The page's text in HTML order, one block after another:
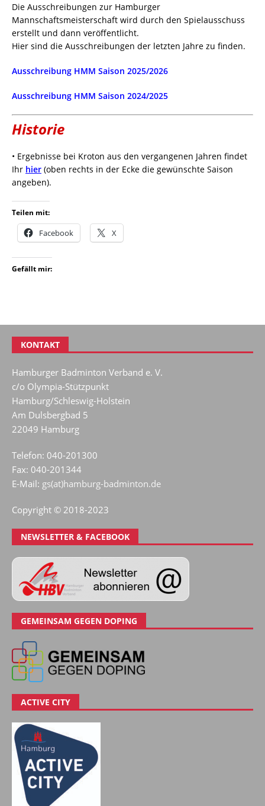
Die Ausschreibungen zur Hamburger
Mannschaftsmeisterschaft wird durch den Spielausschuss
erstellt und dann veröffentlicht.
Hier sind die Ausschreibungen der letzten Jahre zu finden.
Ausschreibung HMM Saison 2025/2026
Ausschreibung HMM Saison 2024/2025
Historie
• Ergebnisse bei Kroton aus den vergangenen Jahren findet
Ihr hier (oben rechts in der Ecke die gewünschte Saison
angeben).
Teilen mit:
Facebook X
Gefällt mir:
KONTAKT
Hamburger Badminton Verband e. V.
c/o Olympia-Stützpunkt
Hamburg/Schleswig-Holstein
Am Dulsbergbad 5
22049 Hamburg
Telefon: 040-201300
Fax: 040-201344
E-Mail: gs(at)hamburg-badminton.de
Copyright © 2018-2023
NEWSLETTER & FACEBOOK
GEMEINSAM GEGEN DOPING
ACTIVE CITY